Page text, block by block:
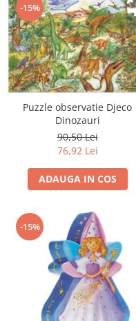
-15%
Puzzle observatie Djeco
Dinozauri
90,50 Lei
76,92 Lei
ADAUGA IN COS
-15%